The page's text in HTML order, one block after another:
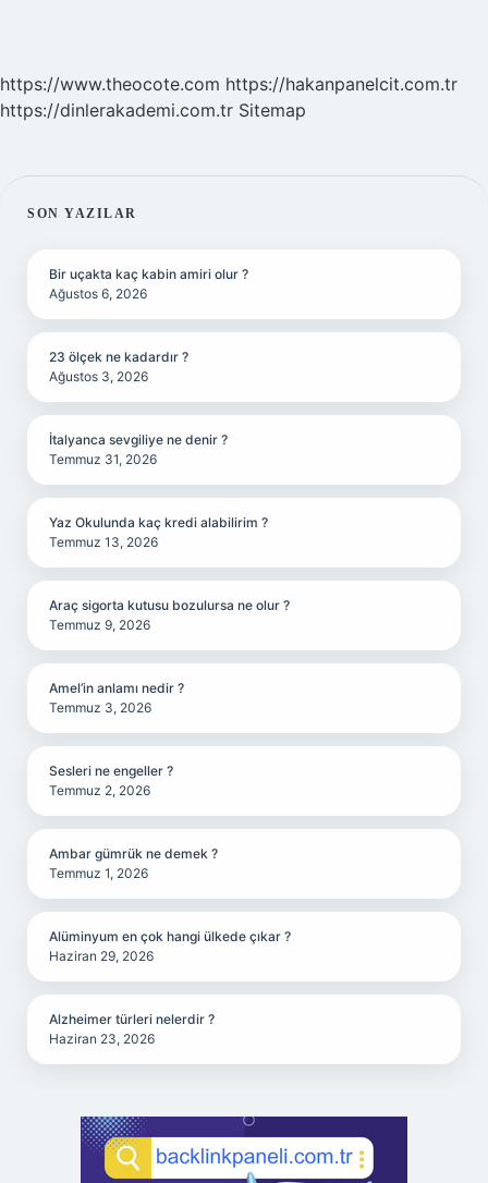
https://www.theocote.com https://hakanpanelcit.com.tr
https://dinlerakademi.com.tr Sitemap
SIDEBAR
SON YAZILAR
Bir uçakta kaç kabin amiri olur ?
Ağustos 6, 2026
23 ölçek ne kadardır ?
Ağustos 3, 2026
İtalyanca sevgiliye ne denir ?
Temmuz 31, 2026
Yaz Okulunda kaç kredi alabilirim ?
Temmuz 13, 2026
Araç sigorta kutusu bozulursa ne olur ?
Temmuz 9, 2026
Amel’in anlamı nedir ?
Temmuz 3, 2026
Sesleri ne engeller ?
Temmuz 2, 2026
Ambar gümrük ne demek ?
Temmuz 1, 2026
Alüminyum en çok hangi ülkede çıkar ?
Haziran 29, 2026
Alzheimer türleri nelerdir ?
Haziran 23, 2026